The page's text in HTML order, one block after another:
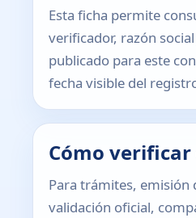
Esta ficha permite
verificador, razón
publicado para este
fecha visible del
Cómo verificar
Para trámites, emisión
validación oficial,